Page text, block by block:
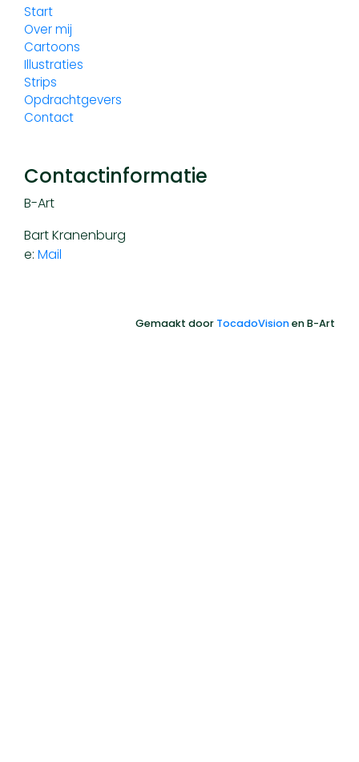
Start
Over mij
Cartoons
Illustraties
Strips
Opdrachtgevers
Contact
Contactinformatie
B-Art
Bart Kranenburg
e: Mail
Gemaakt door TocadoVisionen B-Art